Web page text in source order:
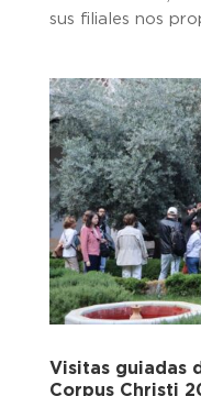
sus filiales nos
Visitas guiadas
Corpus Christi